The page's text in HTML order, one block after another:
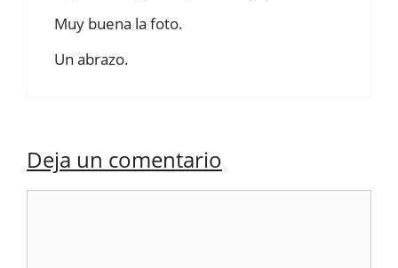
Muy buena la foto.
Un abrazo.
Deja un comentario